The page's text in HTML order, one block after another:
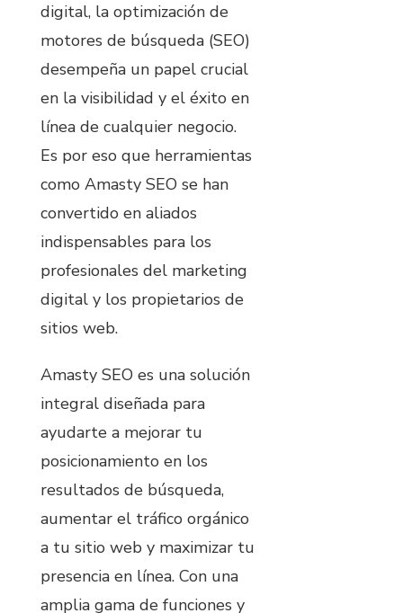
digital, la optimización de
motores de búsqueda (SEO)
desempeña un papel crucial
en la visibilidad y el éxito en
línea de cualquier negocio.
Es por eso que herramientas
como Amasty SEO se han
convertido en aliados
indispensables para los
profesionales del marketing
digital y los propietarios de
sitios web.
Amasty SEO es una solución
integral diseñada para
ayudarte a mejorar tu
posicionamiento en los
resultados de búsqueda,
aumentar el tráfico orgánico
a tu sitio web y maximizar tu
presencia en línea. Con una
amplia gama de funciones y